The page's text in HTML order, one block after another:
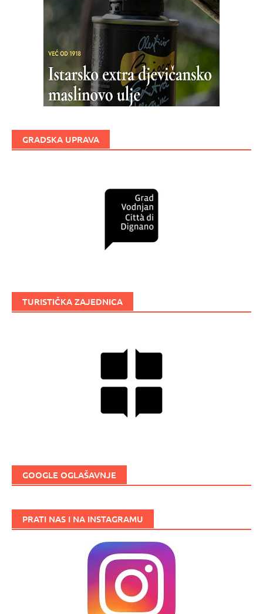
GRADSKA UPRAVA
TURISTIČKA ZAJEDNICA
GOOGLE OGLAŠAVNJE
PRATI NAS I NA INSTAGRAMU